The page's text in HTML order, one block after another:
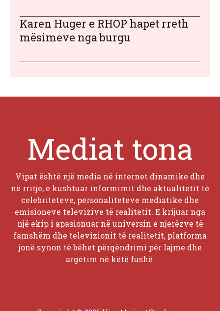
Karen Huger e RHOP hapet rreth
mësimeve nga burgu
Mediat tona
Vipat është një media në internet dinamike dhe
në rritje, e kushtuar informimit dhe aktualitetit të
celebriteteve, personaliteteve mediatike dhe
emisioneve televizive të realitetit. E krijuar nga
një ekip i apasionuar në universin e njerëzve të
famshëm dhe televizionit të realitetit, platforma
jonë synon të bëhet përqëndrimi për lajme dhe
argëtim në këtë fushë.